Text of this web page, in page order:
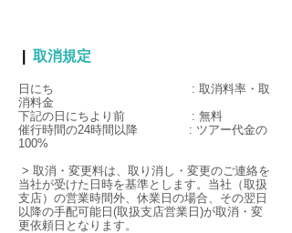
取消規定
日にち : 取消料率・取
消料金
下記の日にちより前 : 無料
催行時間の24時間以降 : ツアー代金の
100%
> 取消・変更料は、取り消し・変更のご連絡を
当社が受けた日時を基準とします。当社（取扱
支店）の営業時間外、休業日の場合、その翌日
以降の手配可能日(取扱支店営業日)が取消・変
更依頼日となります。